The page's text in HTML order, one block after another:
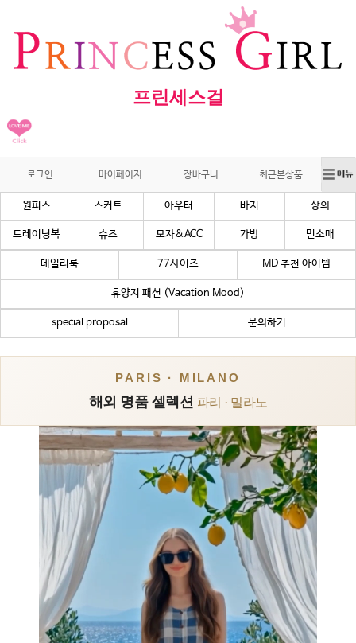
프린세스걸
로그인 마이페이지 장바구니 최근본상품
원피스 스커트 아우터 바지 상의
트레이닝복 슈즈 모자&ACC 가방 민소매
데일리룩 77사이즈 MD 추천 아이템
휴양지 패션 (Vacation Mood)
special proposal 문의하기
PARIS · MILANO
해외 명품 셀렉션 파리 · 밀라노